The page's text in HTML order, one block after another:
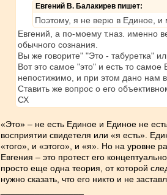
Евгений В. Балакирев пишет:
Поэтому, я не верю в Единое, и
Евгений, а по-моему т.наз. именно
обычного сознания.
Вы же говорите" "Это - табуретка"
Вот это самое "это" и есть то
непостижимо, и при этом дано нам
Ставить же вопрос о его
СХ
«Это» – не есть Единое и Единое не
восприятии свидетеля или «я есть».
«того», и «этого», и «я». Но на уровне
Евгения – это протест его
просто еще одна теория, от которой
нужно сказать, что его никто и не